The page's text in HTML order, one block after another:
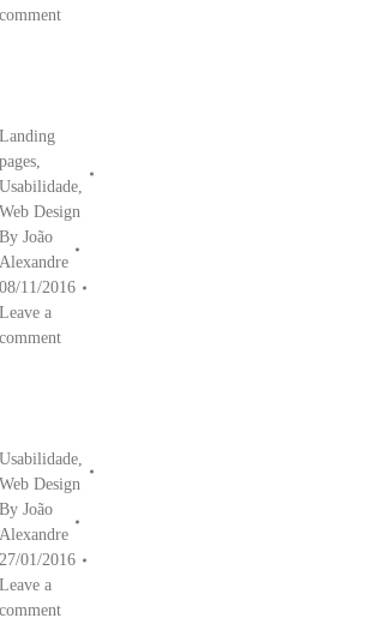
comment
Landing
pages,
Usabilidade,
Web Design
By João
Alexandre
08/11/2016
Leave a
comment
Usabilidade,
Web Design
By João
Alexandre
27/01/2016
Leave a
comment